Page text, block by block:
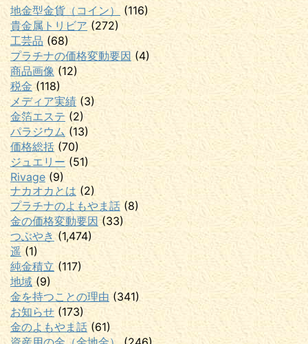
地金型金貨（コイン）
(116)
貴金属トリビア (272)
工芸品 (68)
プラチナの価格変動要因 (4)
商品画像 (12)
税金(118)
メディア実績(3)
金箔エステ (2)
パラジウム(13)
価格総括 (70)
ジュエリー(51)
Rivage (9)
ナカオカとは (2)
プラチナのよもやま話 (8)
金の価格変動要因 (33)
つぶやき (1,474)
遥(1)
純金積立 (117)
地域 (9)
金を持つことの理由 (341)
お知らせ (173)
金のよもやま話 (61)